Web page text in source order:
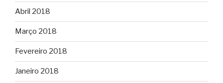
Abril 2018
Março 2018
Fevereiro 2018
Janeiro 2018